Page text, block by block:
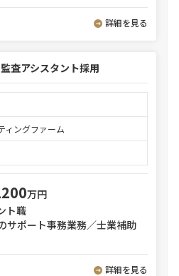
詳細を見る
査アシスタント採用
ィングファーム
万円
ト職
サポート事務業務／士業補助
詳細を見る